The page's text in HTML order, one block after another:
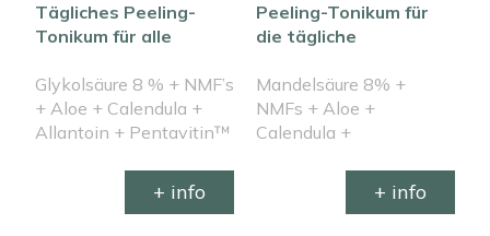
Tägliches Peeling-
Tonikum für alle
Glykolsäure 8 % + NMF’s
+ Aloe + Calendula +
Allantoin + Pentavitin™
+ info
Peeling-Tonikum für
die tägliche
empfindlicher Haut
Mandelsäure 8% +
NMFs + Aloe +
Calendula +
Hidroviton™ + Vit.E +
+ info